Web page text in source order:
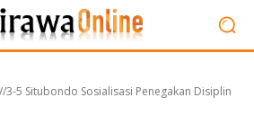
3-5 Situbondo Sosialisasi Penegakan Disiplin